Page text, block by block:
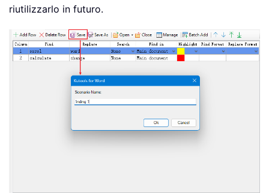
riutilizzarlo in futuro.